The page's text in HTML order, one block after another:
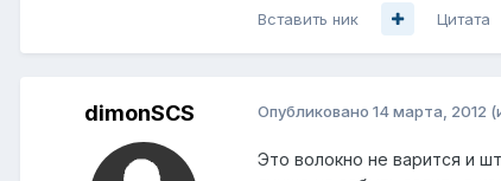
Вставить ник Цитата
dimonSCS Опубликовано 14 марта, 2012
Это волокно не варится и